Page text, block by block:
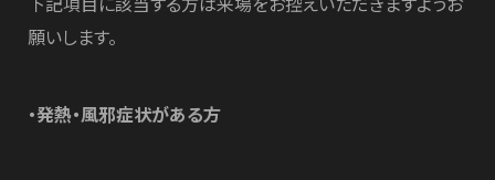
願いします。
・発熱・風邪症状がある方